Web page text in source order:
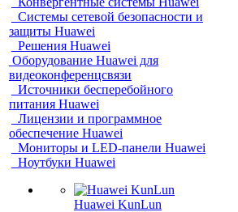
Системы сетевой безопасности и
защиты Huawei
Решения Huawei
Оборудование Huawei для
видеоконференцсвязи
Источники бесперебойного
питания Huawei
Лицензии и программное
обеспечение Huawei
Мониторы и LED-панели Huawei
Ноутбуки Huawei
Huawei KunLun